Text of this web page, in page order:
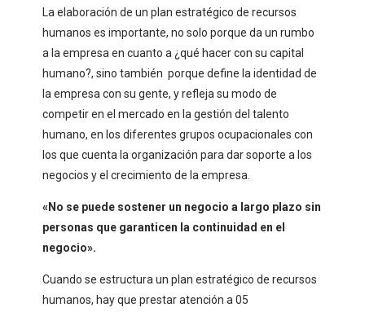
La elaboración de un plan estratégico de recursos
humanos es importante, no solo porque da un rumbo
a la empresa en cuanto a ¿qué hacer con su capital
humano?, sino también porque define la identidad de
la empresa con su gente, y refleja su modo de
competir en el mercado en la gestión del talento
humano, en los diferentes grupos ocupacionales con
los que cuenta la organización para dar soporte a los
negocios y el crecimiento de la empresa.
«No se puede sostener un negocio a largo plazo sin
personas que garanticen la continuidad en el
negocio».
Cuando se estructura un plan estratégico de recursos
humanos, hay que prestar atención a 05